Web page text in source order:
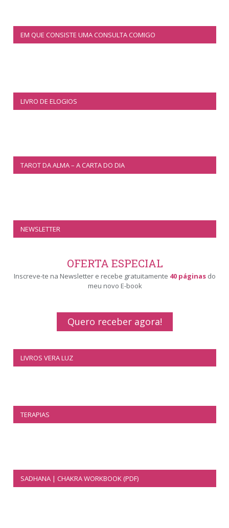
EM QUE CONSISTE UMA CONSULTA COMIGO
LIVRO DE ELOGIOS
TAROT DA ALMA – A CARTA DO DIA
NEWSLETTER
OFERTA ESPECIAL
Inscreve-te na Newsletter e recebe gratuitamente 40 páginas do
meu novo E-book
Quero receber agora!
LIVROS VERA LUZ
TERAPIAS
SADHANA | CHAKRA WORKBOOK (PDF)